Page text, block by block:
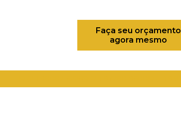
Faça seu orçamento
agora mesmo